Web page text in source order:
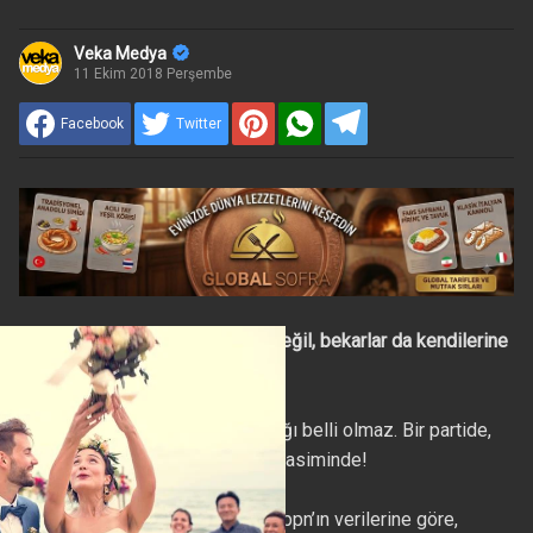
Veka Medya
11 Ekim 2018 Perşembe
Facebook Twitter
Düğünlerde sadece anneler değil, bekarlar da kendilerine
uygun aday arıyor
Aşkın nerede karşınıza çıkacağı belli olmaz. Bir partide,
asansörde ya da bir nikah merasiminde!
Online tanışma uygulaması happn’ın verilerine göre,